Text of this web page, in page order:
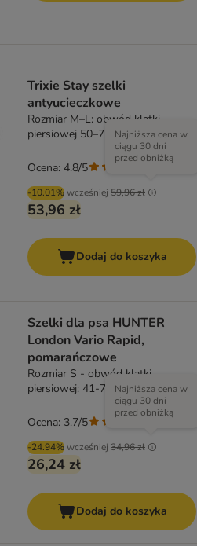
Trixie Stay szelki
antyucieczkowe
Rozmiar M–L: obwód klatki
piersiowej 50–75 cm, szer. 20 mm
-10.01%wcześniej 59,96 zł
Najniższa cena w
ciągu 30 dni
przed obniżką
53,96 zł
Ocena: 4.8/5
Dodaj do koszyka
Szelki dla psa HUNTER
London Vario Rapid,
pomarańczowe
Rozmiar S - obwód klatki
piersiowej: 41-70 cm
-24.94%wcześniej 34,96 zł
Najniższa cena w
ciągu 30 dni
przed obniżką
26,24 zł
Ocena: 3.7/5
Dodaj do koszyka